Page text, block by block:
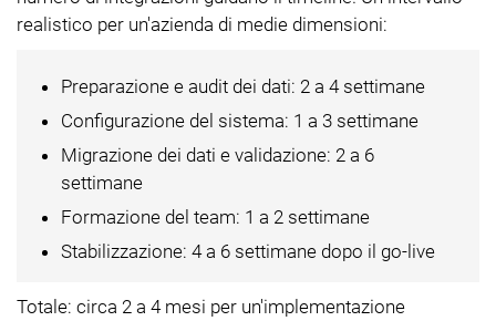
realistico per un'azienda di medie dimensioni:
Preparazione e audit dei dati: 2 a 4 settimane
Configurazione del sistema: 1 a 3 settimane
Migrazione dei dati e validazione: 2 a 6
settimane
Formazione del team: 1 a 2 settimane
Stabilizzazione: 4 a 6 settimane dopo il go-live
Totale: circa 2 a 4 mesi per un'implementazione